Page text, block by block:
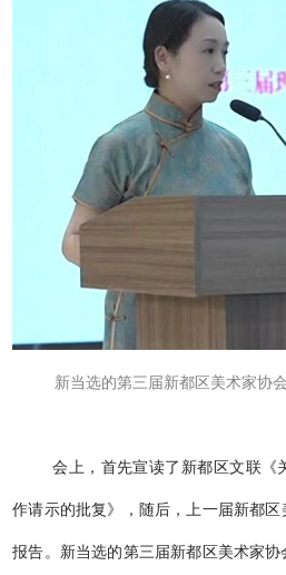
新当选的第三届新都区美术家协
会上，首先宣读了新都区文联《
作请示的批复 》 ，随后，上一届新都
报告。新当选的第三届新都区美术家